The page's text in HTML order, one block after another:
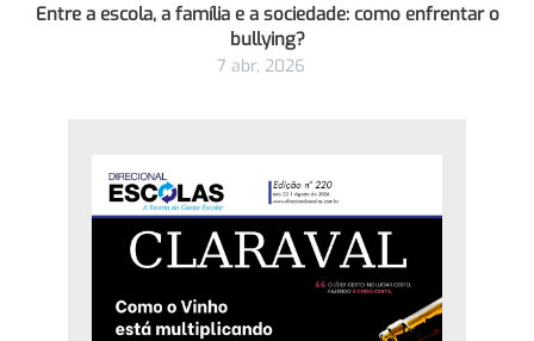
Entre a escola, a família e a sociedade: como enfrentar o
bullying?
7 abr, 2026